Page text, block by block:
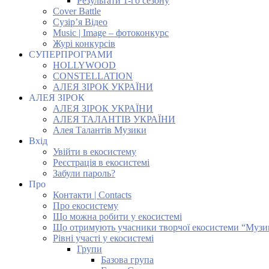
Cover Battle
Сузір’я Відео
Music | Image – фотоконкурс
Журі конкурсів
СУПЕРПРОГРАМИ
HOLLYWOOD
CONSTELLATION
АЛЕЯ ЗІРОК УКРАЇНИ
АЛЕЯ ЗІРОК
АЛЕЯ ЗІРОК УКРАЇНИ
АЛЕЯ ТАЛАНТІВ УКРАЇНИ
Алея Талантів Музики
Вхід
Увійти в екосистему
Реєстрація в екосистемі
Забули пароль?
Про
Контакти | Contacts
Про екосистему
Що можна робити у екосистемі
Що отримують учасники творчої екосистеми
Рівні участі у екосистемі
Групи
Базова група